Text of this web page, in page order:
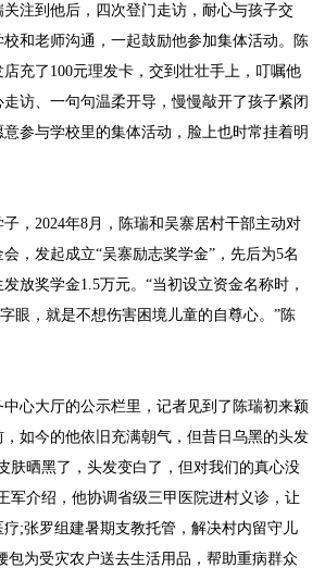
注到他后，四次登门走访，耐心与孩子交
和老师沟通，一起鼓励他参加集体活动。陈
充了100元理发卡，交到壮壮手上，叮嘱他
访、一句句温柔开导，慢慢敲开了孩子紧闭
参与学校里的集体活动，脸上也时常挂着明
2024年8月，陈瑞和吴寨居村干部主动对
，发起成立“吴寨励志奖学金”，先后为5名
放奖学金1.5万元。“当初设立资金名称时，
眼，就是不想伤害困境儿童的自尊心。”陈
大厅的公示栏里，记者见到了陈瑞初来颍
如今的他依旧充满朝气，但昔日乌黑的头发
肤晒黑了，头发变白了，但对我们的真心没
军介绍，他协调省级三甲医院进村义诊，让
;张罗组建暑期支教托管，解决村内留守儿
包为受灾农户送去生活用品，帮助重病群众